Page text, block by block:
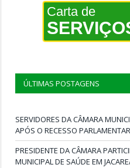
Carta de
ÚLTIMAS POSTAGENS
SERVIDORES DA CÂMARA
APÓS O RECESSO PARLAMENTAR
PRESIDENTE DA CÂMARA
MUNICIPAL DE SAÚDE EM